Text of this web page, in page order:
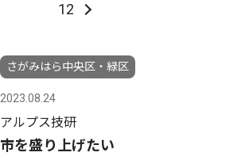
12
さがみはら中央区・緑区
2023.08.24
アルプス技研
市を盛り上げたい